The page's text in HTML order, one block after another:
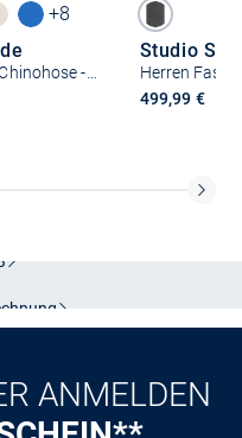
+8
Herren Chinohose - INPilli
499,99 €
ANMELDEN